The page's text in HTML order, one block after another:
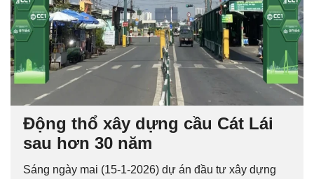
Động thổ xây dựng cầu Cát Lái
sau hơn 30 năm
Sáng ngày mai (15-1-2026) dự án đầu tư xây dựng